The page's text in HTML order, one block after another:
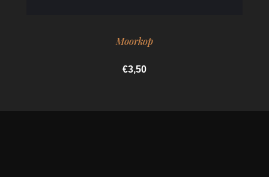
Moorkop
€3,50